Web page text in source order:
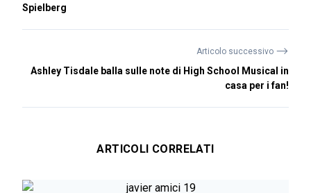
Spielberg
Articolo successivo ⟶
Ashley Tisdale balla sulle note di High School Musical in
casa per i fan!
ARTICOLI CORRELATI